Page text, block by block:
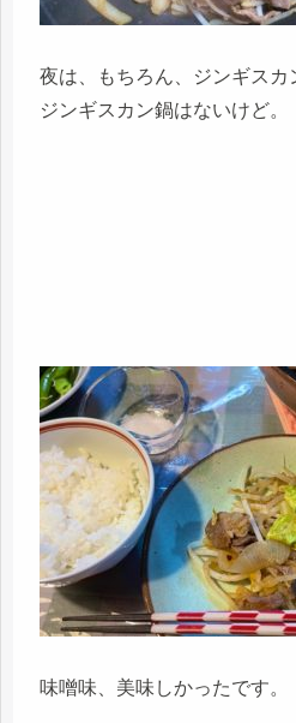
夜は、もちろん、ジンギスカ
ジンギスカン鍋はないけど。
味噌味、美味しかったです。